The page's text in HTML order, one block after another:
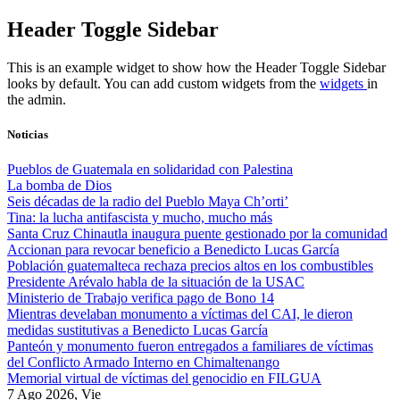
Skip
to
Header Toggle Sidebar
This is an example widget to show how the Header Toggle Sidebar
looks by default. You can add custom widgets from the widgets in
the admin.
Noticias
Pueblos de Guatemala en solidaridad con Palestina
La bomba de Dios
Seis décadas de la radio del Pueblo Maya Ch’orti’
Tina: la lucha antifascista y mucho, mucho más
Santa Cruz Chinautla inaugura puente gestionado por la comunidad
Accionan para revocar beneficio a Benedicto Lucas García
Población guatemalteca rechaza precios altos en los combustibles
Presidente Arévalo habla de la situación de la USAC
Ministerio de Trabajo verifica pago de Bono 14
Mientras develaban monumento a víctimas del CAI, le dieron
medidas sustitutivas a Benedicto Lucas García
Panteón y monumento fueron entregados a familiares de víctimas
del Conflicto Armado Interno en Chimaltenango
Memorial virtual de víctimas del genocidio en FILGUA
7 Ago 2026, Vie